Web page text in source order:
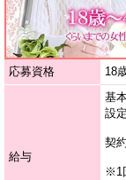
応募資格 18
給与
基
設
契
※1